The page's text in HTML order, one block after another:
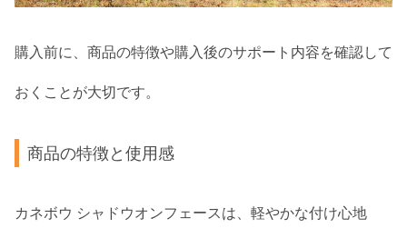
購入前に、商品の特徴や購入後のサポート内容を確認して
おくことが大切です。
商品の特徴と使用感
カネボウ シャドウオンフェースは、軽やかな付け心地